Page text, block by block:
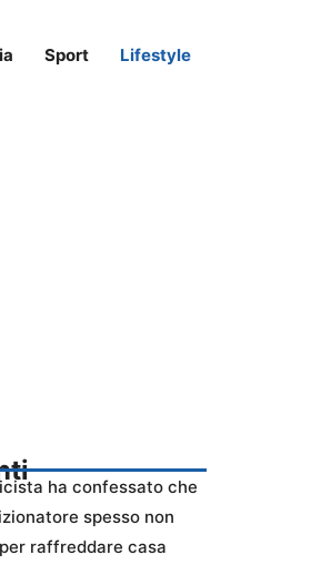
Sport Lifestyle
ha confessato che
spesso non
raffreddare casa